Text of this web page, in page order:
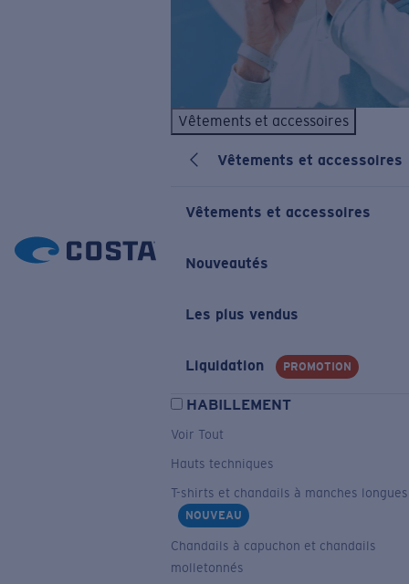
Vêtements et accessoires
Vêtements et accessoires
Vêtements et accessoires
Nouveautés
Les plus vendus
Liquidation PROMOTION
HABILLEMENT
Voir Tout
Hauts techniques
T-shirts et chandails à manches longues
NOUVEAU
Chandails à capuchon et chandails
molletonnés